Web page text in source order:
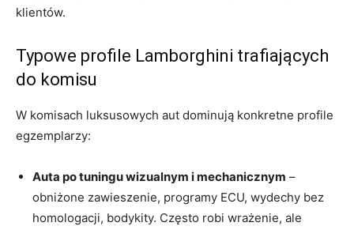
klientów.
Typowe profile Lamborghini trafiających
do komisu
W komisach luksusowych aut dominują konkretne profile
egzemplarzy:
Auta po tuningu wizualnym i mechanicznym –
obniżone zawieszenie, programy ECU, wydechy bez
homologacji, bodykity. Często robi wrażenie, ale